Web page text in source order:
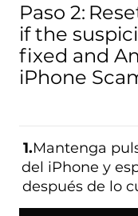
Paso 2:
if the
fixed and
iPhone
1.Mantenga
del iPhone y
después de lo